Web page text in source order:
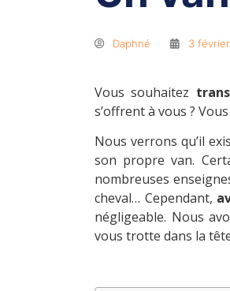
Daphné 3
Vous souhaitez
s’offrent à vous ?
Nous verrons qu’il
son propre van.
nombreuses
cheval… Cependant,
négligeable. Nous
vous trotte dans la